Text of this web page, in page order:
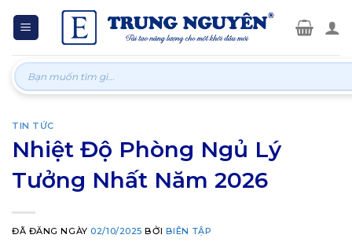
Tìm
kiếm:
TIN TỨC
Nhiệt Độ Phòng Ngủ Lý
Tưởng Nhất Năm 2026
ĐÃ ĐĂNG NGÀY 02/10/2025 BỞI BIÊN TẬP